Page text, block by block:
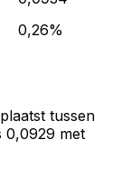
0,26%
tussen
0,0929 met